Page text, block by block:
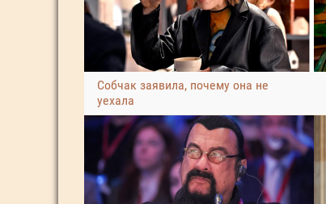
Собчак заявила, почему она не
уехала